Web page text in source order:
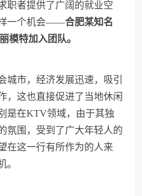
职者提供了广阔的就业空
样一个机会——合肥某知名
模特加入团队。
城市，经济发展迅速，吸引
，这也直接促进了当地休闲
是在KTV领域，由于其独
氛围，受到了广大年轻人的
在这一行有所作为的人来
。